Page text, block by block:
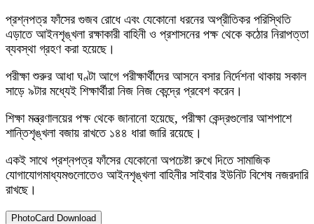
প্রশ্নপত্র ফাঁসের গুজব রোধে এবং যেকোনো ধরনের অপ্রীতিকর পরিস্থিতি
এড়াতে আইনশৃঙ্খলা রক্ষাকারী বাহিনী ও প্রশাসনের পক্ষ থেকে কঠোর নিরাপত্তা
ব্যবস্থা গ্রহণ করা হয়েছে।
পরীক্ষা শুরুর আধা ঘণ্টা আগে পরীক্ষার্থীদের আসনে বসার নির্দেশনা থাকায় সকাল
সাড়ে ৯টার মধ্যেই শিক্ষার্থীরা নিজ নিজ কেন্দ্রে প্রবেশ করেন।
শিক্ষা মন্ত্রণালয়ের পক্ষ থেকে জানানো হয়েছে, পরীক্ষা কেন্দ্রগুলোর আশপাশে
শান্তিশৃঙ্খলা বজায় রাখতে ১৪৪ ধারা জারি রয়েছে।
একই সাথে প্রশ্নপত্র ফাঁসের যেকোনো অপচেষ্টা রুখে দিতে সামাজিক
যোগাযোগমাধ্যমগুলোতেও আইনশৃঙ্খলা বাহিনীর সাইবার ইউনিট বিশেষ নজরদারি
রাখছে।
PhotoCard Download